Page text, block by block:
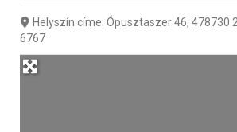
Helyszín címe: Ópusztaszer 46, 478730
6767